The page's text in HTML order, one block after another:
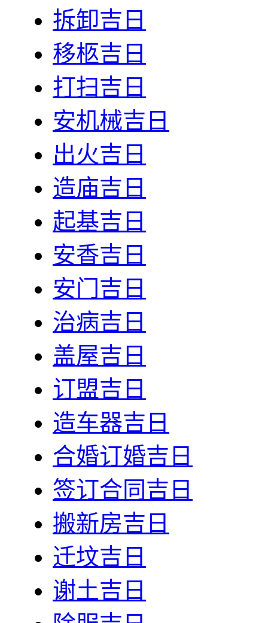
拆卸吉日
移柩吉日
打扫吉日
安机械吉日
出火吉日
造庙吉日
起基吉日
安香吉日
安门吉日
治病吉日
盖屋吉日
订盟吉日
造车器吉日
合婚订婚吉日
签订合同吉日
搬新房吉日
迁坟吉日
谢土吉日